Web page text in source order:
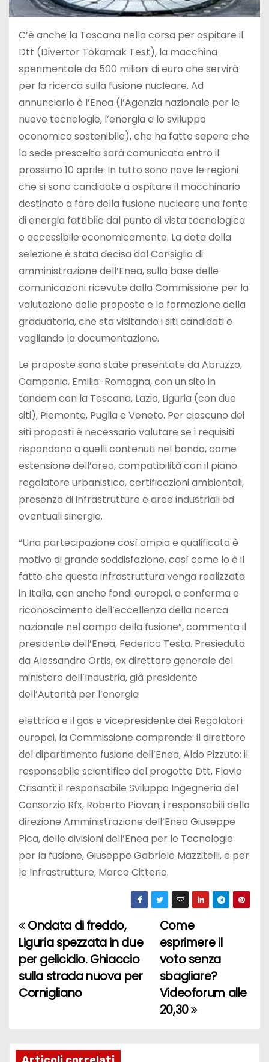
C’è anche la Toscana nella corsa per ospitare il
Dtt (Divertor Tokamak Test), la macchina
sperimentale da 500 milioni di euro che servirà
per la ricerca sulla fusione nucleare. Ad
annunciarlo è l’Enea (l’Agenzia nazionale per le
nuove tecnologie, l’energia e lo sviluppo
economico sostenibile), che ha fatto sapere che
la sede prescelta sarà comunicata entro il
prossimo 10 aprile. In tutto sono nove le regioni
che si sono candidate a ospitare il macchinario
destinato a fare della fusione nucleare una fonte
di energia fattibile dal punto di vista tecnologico
e accessibile economicamente. La data della
selezione è stata decisa dal Consiglio di
amministrazione dell’Enea, sulla base delle
comunicazioni ricevute dalla Commissione per la
valutazione delle proposte e la formazione della
graduatoria, che sta visitando i siti candidati e
vagliando la documentazione.
Le proposte sono state presentate da Abruzzo,
Campania, Emilia-Romagna, con un sito in
tandem con la Toscana, Lazio, Liguria (con due
siti), Piemonte, Puglia e Veneto. Per ciascuno dei
siti proposti è necessario valutare se i requisiti
rispondono a quelli contenuti nel bando, come
estensione dell’area, compatibilità con il piano
regolatore urbanistico, certificazioni ambientali,
presenza di infrastrutture e aree industriali ed
eventuali sinergie.
“Una partecipazione così ampia e qualificata è
motivo di grande soddisfazione, così come lo è il
fatto che questa infrastruttura venga realizzata
in Italia, con anche fondi europei, a conferma e
riconoscimento dell’eccellenza della ricerca
nazionale nel campo della fusione”, commenta il
presidente dell’Enea, Federico Testa. Presieduta
da Alessandro Ortis, ex direttore generale del
ministero dell’Industria, già presidente
dell’Autorità per l’energia
elettrica e il gas e vicepresidente dei Regolatori
europei, la Commissione comprende: il direttore
del dipartimento fusione dell’Enea, Aldo Pizzuto; il
responsabile scientifico del progetto Dtt, Flavio
Crisanti; il responsabile Sviluppo Ingegneria del
Consorzio Rfx, Roberto Piovan; i responsabili della
direzione Amministrazione dell’Enea Giuseppe
Pica, delle divisioni dell’Enea per le Tecnologie
per la fusione, Giuseppe Gabriele Mazzitelli, e per
le Infrastrutture, Marco Citterio.
N
a
v
a
Come
esprimere il
voto senza
sbagliare?
Videoforum alle
20,30
Ondata di freddo,
Liguria spezzata in due
per gelicidio. Ghiaccio
sulla strada nuova per
Cornigliano